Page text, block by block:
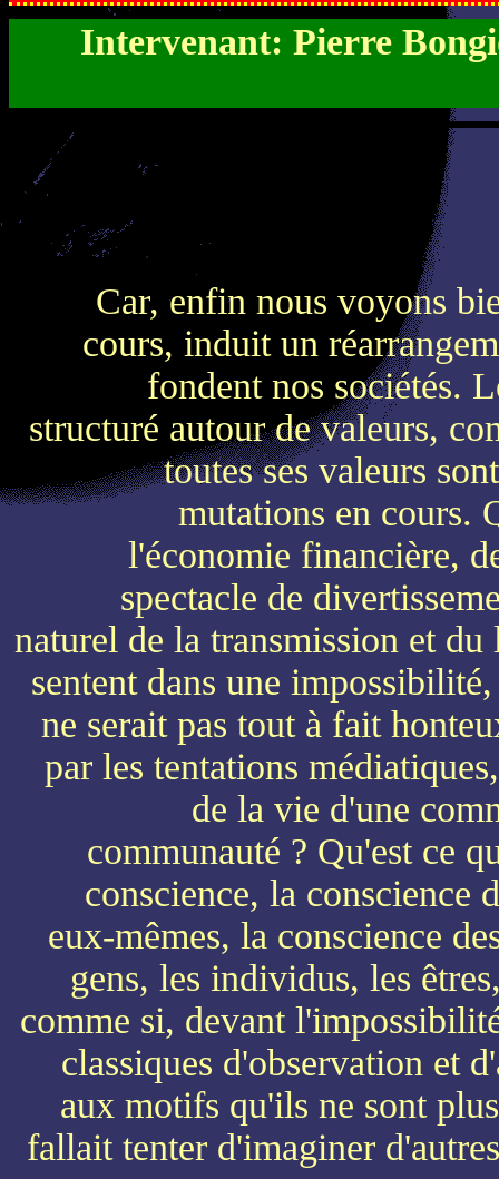
Intervenant: Pierre
Car, enfin nous voyons
cours, induit un
fondent nos sociétés.
structuré autour de valeurs,
toutes ses valeurs
mutations en cours.
l'économie financière,
spectacle de
naturel de la transmission et
sentent dans une
ne serait pas tout à fait
par les tentations
de la vie d'une
communauté ? Qu'est ce
conscience, la conscience
eux-mêmes, la conscience
gens, les individus, les
comme si, devant
classiques d'observation et
aux motifs qu'ils ne sont
fallait tenter d'imaginer